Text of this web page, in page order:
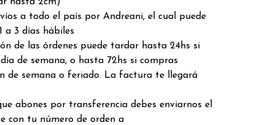
a todo el país por Andreani, el cual puede
a 3 días hábiles
de las órdenes puede tardar hasta 24hs si
de semana, o hasta 72hs si compras
de semana o feriado. La factura te llegará
abones por transferencia debes enviarnos el
con tu número de orden a